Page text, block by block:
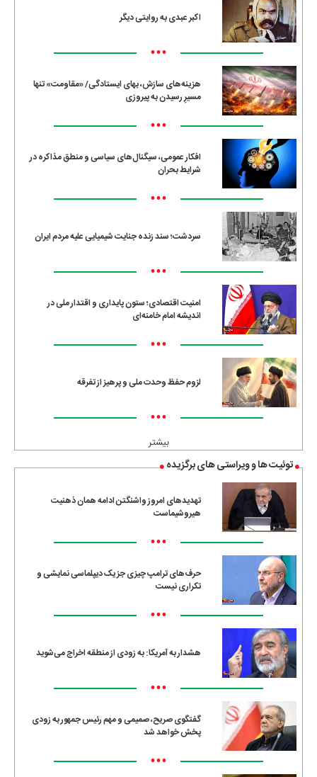
اکبر عبدی به روایتی دیگر
•••
هزینه‌های سازش، بهای ایستادگی/ «مقاومت» تنها
مسیرِ رسیدن به پیروزی
•••
افکار عمومی، سیگنال‌های سیاسی و منطق مذاکره در
شرایط بحران
•••
سردشت؛ سند زنده جنایت شیمیایی علیه مردم ایران
•••
امنیت اقتصادی؛ ستون پایداری و اقتدار ملی در
اندیشه امام خامنه‌ای
•••
لزوم حفظ وحدت ملی و پرهیز از تفرقه
•••
بیشتر
توئیت ها و ویراستی های برگزیده
تهدیدهای امروز واشنگتن ادامه همان ذهنیت
هیروشیماست
•••
حرف‌های ترامپ چیزی جز یک دیپلماسی نمایشی و
تکراری نیست
•••
هشدار به آمریکا: به زودی از منطقه اخراج می‌شوید
•••
گفتگوی صریح، صمیمی و مهم رئیس جمهور به زودی
پخش خواهد شد
•••